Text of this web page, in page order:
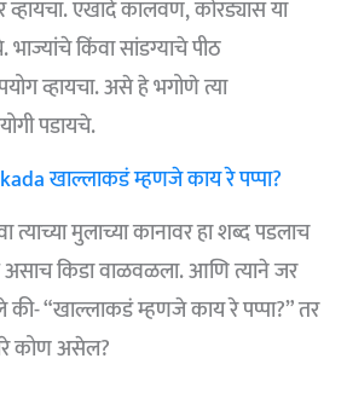
व्हायचा. एखादे कालवण, कोरड्यास या
किंवा सांडग्याचे पीठ
व्हायचा. असे हे भगोणे त्या
पडायचे.
खाल्लाकडं म्हणजे काय रे पप्पा?
त्याच्या मुलाच्या कानावर हा शब्द पडलाच
असाच किडा वाळवळला. आणि त्याने जर
की- “खाल्लाकडं म्हणजे काय रे पप्पा?” तर
कोण असेल?